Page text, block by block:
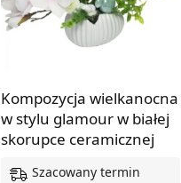
Kompozycja wielkanocna
w stylu glamour w białej
skorupce ceramicznej
Szacowany termin